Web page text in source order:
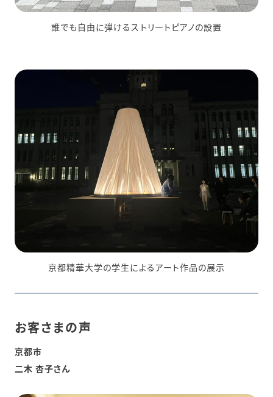
誰でも自由に弾けるストリートピアノの設置
京都精華大学の学生によるアート作品の展示
お客さまの声
京都市
二木 杏子さん